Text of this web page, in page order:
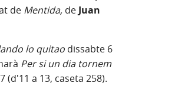
de Mentida, de Juan
lo quitao dissabte 6
Per si un dia tornem
(d'11 a 13, caseta 258).